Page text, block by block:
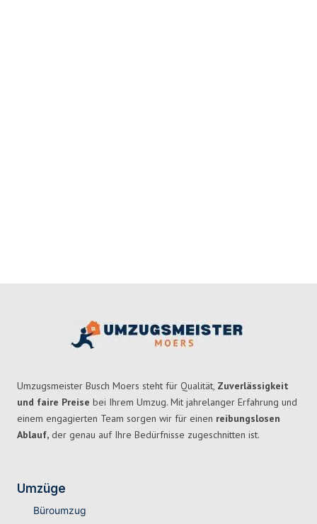
Umzugsmeister Busch Moers steht für Qualität, Zuverlässigkeit
und faire Preise bei Ihrem Umzug. Mit jahrelanger Erfahrung und
einem engagierten Team sorgen wir für einen reibungslosen
Ablauf, der genau auf Ihre Bedürfnisse zugeschnitten ist.
Umzüge
Büroumzug